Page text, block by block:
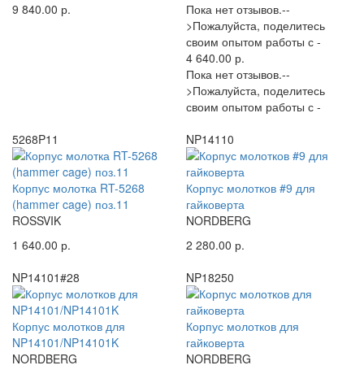
9 840.00 р.
Пока нет отзывов.--
>Пожалуйста, поделитесь
своим опытом работы с -
4 640.00 р.
Пока нет отзывов.--
>Пожалуйста, поделитесь
своим опытом работы с -
5268P11
Корпус молотка RT-5268
(hammer cage) поз.11
ROSSVIK
1 640.00 р.
NP14110
Корпус молотков #9 для
гайковерта
NORDBERG
2 280.00 р.
NP14101#28
Корпус молотков для
NP14101/NP14101K
NORDBERG
NP18250
Корпус молотков для
гайковерта
NORDBERG